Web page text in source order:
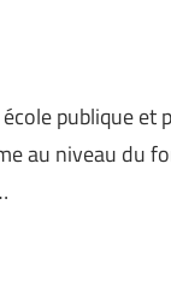
publique et
au niveau du